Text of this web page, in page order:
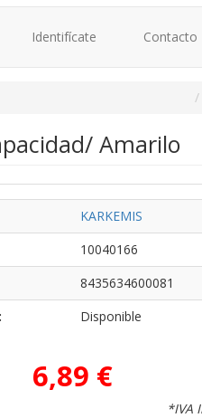
Identifícate Contacto
Amarilo
KARKEMIS
10040166
8435634600081
Disponible
6,89 €
*IVA